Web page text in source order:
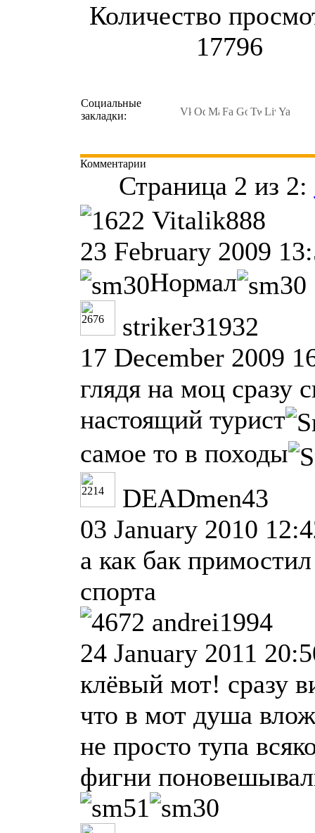
Количество
17796
Социальные
закладки:
Комментарии
Страница 2 из 2:
Vitalik888
23 February 2009
Нормал
striker31932
17 December 2009
глядя на моц сразу
настоящий турист
самое то в походы
DEADmen43
03 January 2010
а как бак
спорта
andrei1994
24 January 2011
клёвый мот! сразу
что в мот душа
не просто тупа
фигни